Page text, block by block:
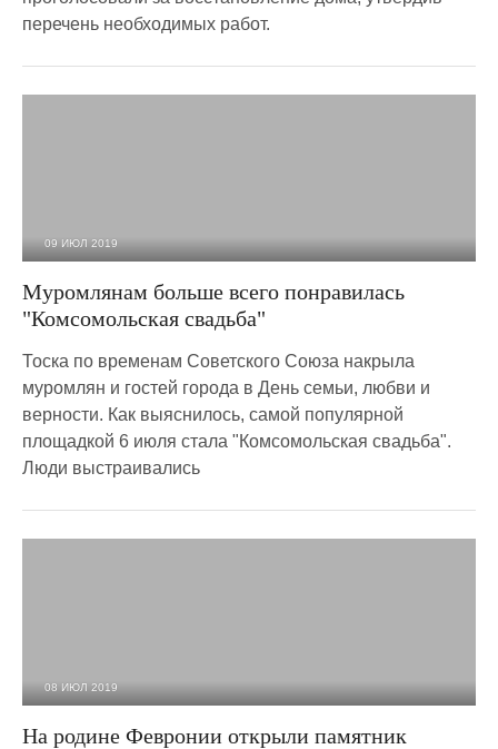
перечень необходимых работ.
09 ИЮЛ 2019
Муромлянам больше всего понравилась
"Комсомольская свадьба"
Тоска по временам Советского Союза накрыла
муромлян и гостей города в День семьи, любви и
верности. Как выяснилось, самой популярной
площадкой 6 июля стала "Комсомольская свадьба".
Люди выстраивались
08 ИЮЛ 2019
На родине Февронии открыли памятник